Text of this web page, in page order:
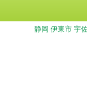
静岡 伊東市 宇